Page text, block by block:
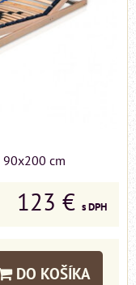
90x200 cm
123 € s DPH
DO KOŠÍKA